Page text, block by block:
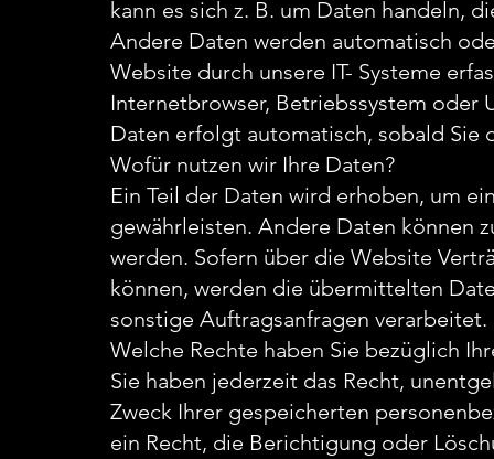
kann es sich z. B. um Daten handeln,
Andere Daten werden automatisch
Website durch unsere IT- Systeme
Internetbrowser, Betriebssystem oder
Daten erfolgt automatisch, sobald Sie
Wofür nutzen wir Ihre Daten?
Ein Teil der Daten wird erhoben, um
gewährleisten. Andere Daten können
werden. Sofern über die Website
können, werden die übermittelten
sonstige Auftragsanfragen verarbeitet.
Welche Rechte haben Sie bezüglich
Sie haben jederzeit das Recht,
Zweck Ihrer gespeicherten
ein Recht, die Berichtigung oder